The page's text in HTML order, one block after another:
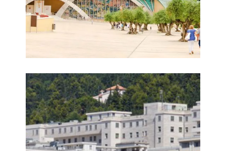
San Giovanni Rotondo